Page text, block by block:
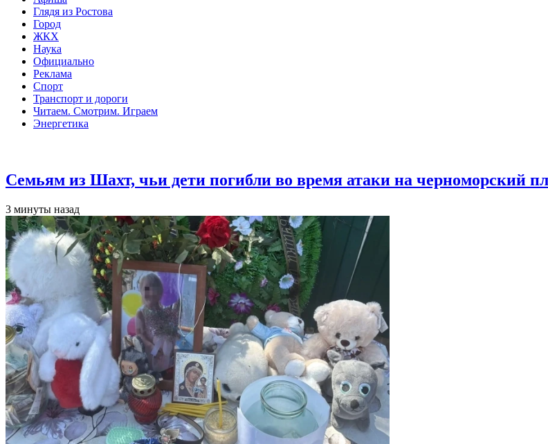
Глядя из Ростова
Город
ЖКХ
Наука
Официально
Реклама
Спорт
Транспорт и дороги
Читаем. Смотрим. Играем
Энергетика
Семьям из Шахт, чьи дети погибли во время атаки на черноморский
3 минуты назад